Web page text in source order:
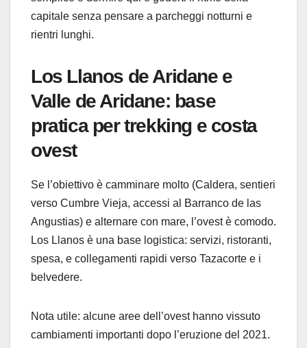
capitale senza pensare a parcheggi notturni e
rientri lunghi.
Los Llanos de Aridane e
Valle de Aridane: base
pratica per trekking e costa
ovest
Se l’obiettivo è camminare molto (Caldera, sentieri
verso Cumbre Vieja, accessi al Barranco de las
Angustias) e alternare con mare, l’ovest è comodo.
Los Llanos è una base logistica: servizi, ristoranti,
spesa, e collegamenti rapidi verso Tazacorte e i
belvedere.
Nota utile: alcune aree dell’ovest hanno vissuto
cambiamenti importanti dopo l’eruzione del 2021.